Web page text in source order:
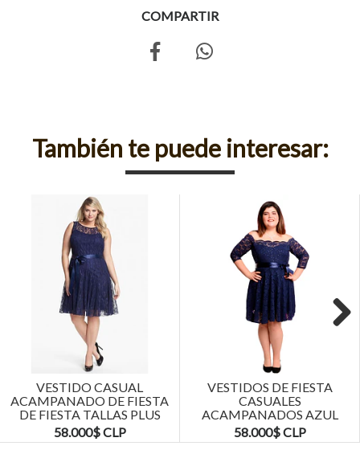
COMPARTIR
También te puede interesar:
VESTIDO CASUAL
ACAMPANADO DE FIESTA
DE FIESTA TALLAS PLUS
KADRIHEL
58.000$ CLP
VESTIDOS DE FIESTA
CASUALES
ACAMPANADOS AZUL
MARINO TALLAS PLUS
KADRIHEL
58.000$ CLP